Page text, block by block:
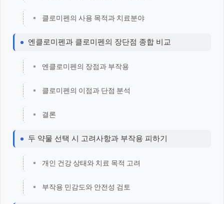
클로미펜의 사용 목적과 치료분야
엔클로미펜과 클로미펜의 장단점 종합 비교
엔클로미펜의 장점과 부작용
클로미펜의 이점과 단점 분석
결론
두 약물 선택 시 고려사항과 부작용 피하기
개인 건강 상태와 치료 목적 고려
부작용 민감도와 안전성 검토